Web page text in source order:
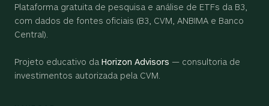
Plataforma gratuita de pesquisa e análise de ETFs da B3,
com dados de fontes oficiais (B3, CVM, ANBIMA e Banco
Central).
Projeto educativo da Horizon Advisors — consultoria de
investimentos autorizada pela CVM.